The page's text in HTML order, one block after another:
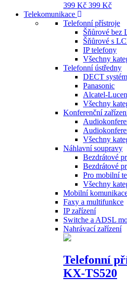
399 Kč 399 Kč
Telekomunikace
Telefonní přístroje
Šňůrové bez
Šňůrové s
IP telefony
Všechny
Telefonní ústředny
DECT
Panasonic
Alcatel-
Všechny
Konferenční
Všechny
Náhlavní soupravy
Bezdrátové
Bezdrátové
Pro mobilní
Všechny
Mobilní
Faxy a multifunkce
IP zařízení
Switche a ADSL
Nahrávací zařízení
Telefonní
KX-TS520